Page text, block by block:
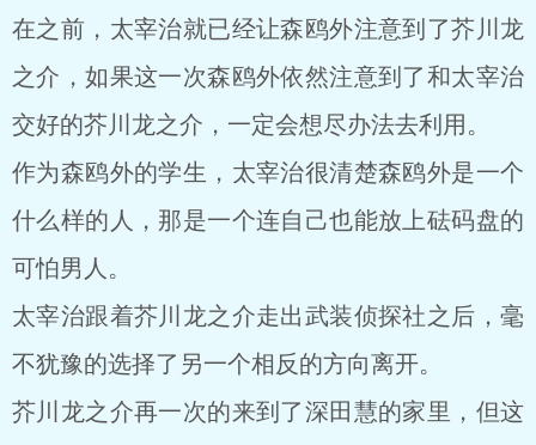
在之前，太宰治就已经让森鸥外注意到了芥川龙
之介，如果这一次森鸥外依然注意到了和太宰治
交好的芥川龙之介，一定会想尽办法去利用。
作为森鸥外的学生，太宰治很清楚森鸥外是一个
什么样的人，那是一个连自己也能放上砝码盘的
可怕男人。
太宰治跟着芥川龙之介走出武装侦探社之后，毫
不犹豫的选择了另一个相反的方向离开。
芥川龙之介再一次的来到了深田慧的家里，但这